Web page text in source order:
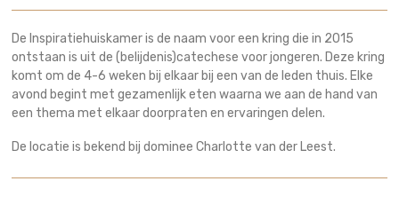
De Inspiratiehuiskamer is de naam voor een kring die in 2015
ontstaan is uit de (belijdenis)catechese voor jongeren. Deze kring
komt om de 4-6 weken bij elkaar bij een van de leden thuis. Elke
avond begint met gezamenlijk eten waarna we aan de hand van
een thema met elkaar doorpraten en ervaringen delen.
De locatie is bekend bij dominee Charlotte van der Leest.